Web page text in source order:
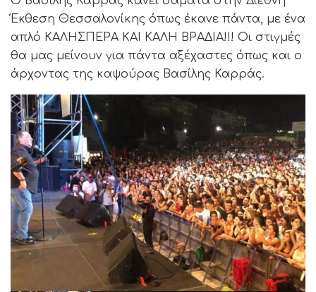
Έκθεση Θεσσαλονίκης όπως έκανε πάντα, με ένα
απλό ΚΑΛΗΣΠΕΡΑ ΚΑΙ ΚΑΛΗ ΒΡΑΔΙΑ!!! Οι στιγμές
θα μας μείνουν για πάντα αξέχαστες όπως και ο
άρχοντας της καψούρας Βασίλης Καρράς.